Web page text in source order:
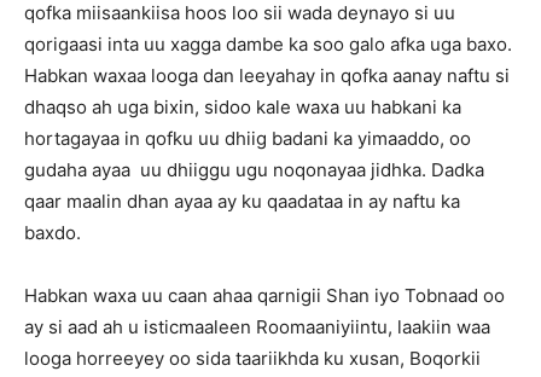
qofka miisaankiisa hoos loo sii wada deynayo si uu
qorigaasi inta uu xagga dambe ka soo galo afka uga baxo.
Habkan waxaa looga dan leeyahay in qofka aanay naftu si
dhaqso ah uga bixin, sidoo kale waxa uu habkani ka
hortagayaa in qofku uu dhiig badani ka yimaaddo, oo
gudaha ayaa uu dhiiggu ugu noqonayaa jidhka. Dadka
qaar maalin dhan ayaa ay ku qaadataa in ay naftu ka
baxdo.
Habkan waxa uu caan ahaa qarnigii Shan iyo Tobnaad oo
ay si aad ah u isticmaaleen Roomaaniyiintu, laakiin waa
looga horreeyey oo sida taariikhda ku xusan, Boqorkii